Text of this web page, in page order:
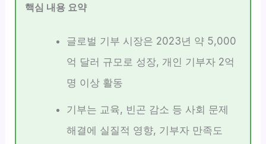
핵심 내용 요약
글로벌 기부 시장은 2023년 약 5,000
억 달러 규모로 성장, 개인 기부자 2억
명 이상 활동
기부는 교육, 빈곤 감소 등 사회 문제
해결에 실질적 영향, 기부자 만족도